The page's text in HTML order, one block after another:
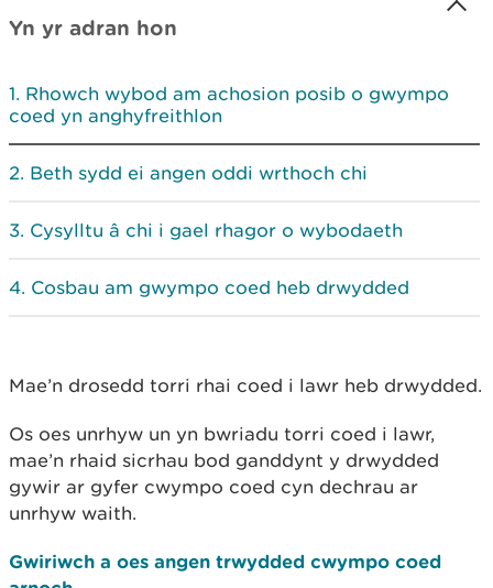
Yn yr adran hon
Rhowch wybod am achosion posib o gwympo
coed yn anghyfreithlon
Beth sydd ei angen oddi wrthoch chi
Cysylltu â chi i gael rhagor o wybodaeth
Cosbau am gwympo coed heb drwydded
Mae’n drosedd torri rhai coed i lawr heb drwydded.
Os oes unrhyw un yn bwriadu torri coed i lawr,
mae’n rhaid sicrhau bod ganddynt y drwydded
gywir ar gyfer cwympo coed cyn dechrau ar
unrhyw waith.
Gwiriwch a oes angen trwydded cwympo coed